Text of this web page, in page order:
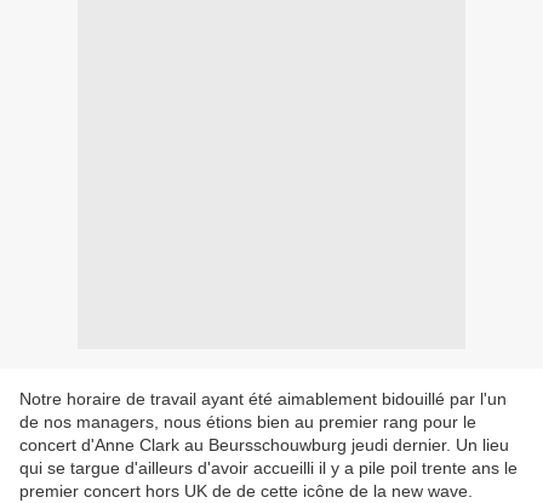
Notre horaire de travail ayant été aimablement bidouillé par l'un
de nos managers, nous étions bien au premier rang pour le
concert d'Anne Clark au Beursschouwburg jeudi dernier. Un lieu
qui se targue d'ailleurs d'avoir accueilli il y a pile poil trente ans le
premier concert hors UK de de cette icône de la new wave.